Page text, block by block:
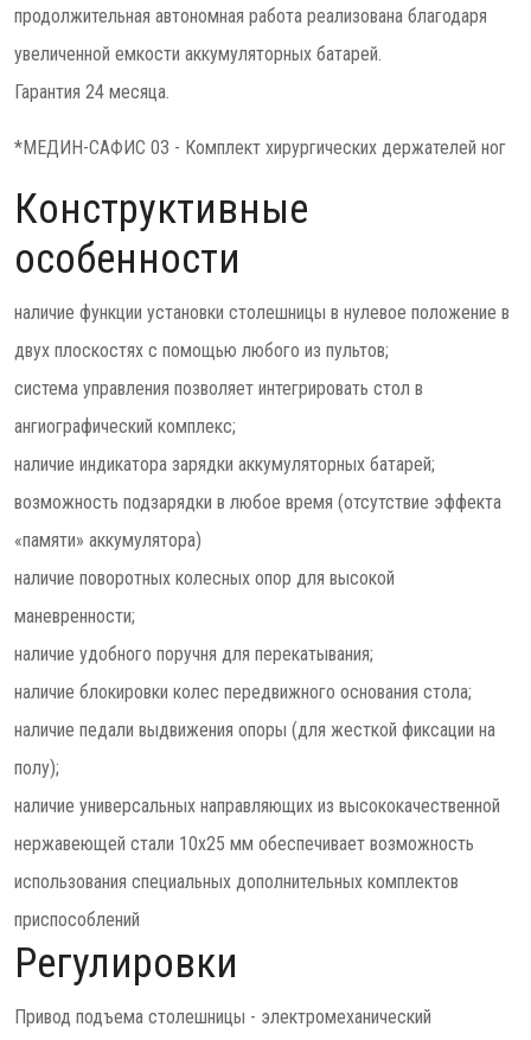
продолжительная автономная работа реализована благодаря
увеличенной емкости аккумуляторных батарей.
Гарантия 24 месяца.
*МЕДИН-САФИС 03 - Комплект хирургических держателей ног
Конструктивные
особенности
наличие функции установки столешницы в нулевое положение в
двух плоскостях с помощью любого из пультов;
система управления позволяет интегрировать стол в
ангиографический комплекс;
наличие индикатора зарядки аккумуляторных батарей;
возможность подзарядки в любое время (отсутствие эффекта
«памяти» аккумулятора)
наличие поворотных колесных опор для высокой
маневренности;
наличие удобного поручня для перекатывания;
наличие блокировки колес передвижного основания стола;
наличие педали выдвижения опоры (для жесткой фиксации на
полу);
наличие универсальных направляющих из высококачественной
нержавеющей стали 10х25 мм обеспечивает возможность
использования специальных дополнительных комплектов
приспособлений
Регулировки
Привод подъема столешницы - электромеханический